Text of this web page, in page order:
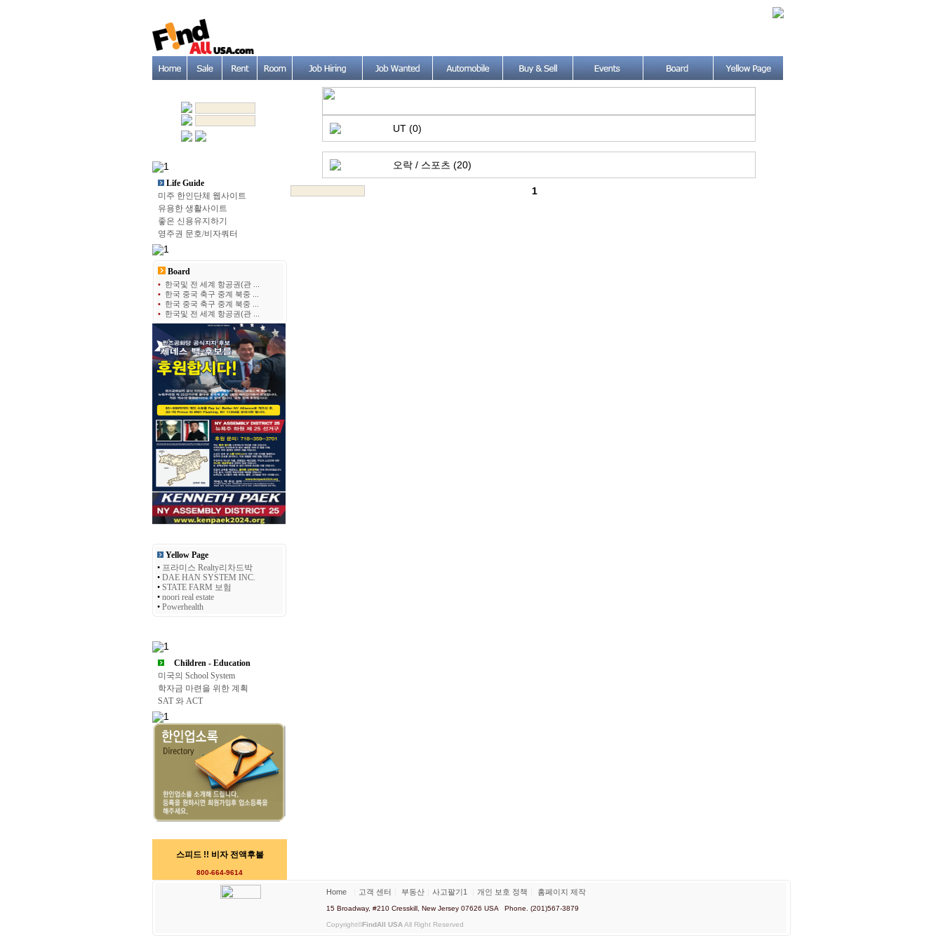
Life Guide
미주 한인단체 웹사이트
유용한 생활사이트
좋은 신용유지하기
영주권 문호/비자쿼터
Board
• 한국및 전 세계 항공권(관 ...
• 한국 중국 축구 중계 북중 ...
• 한국 중국 축구 중계 북중 ...
• 한국및 전 세계 항공권(관 ...
Yellow Page
• 프라미스 Realty리차드박
• DAE HAN SYSTEM INC.
• STATE FARM 보험
• noori real estate
• Powerhealth
Children - Education
미국의 School System
학자금 마련을 위한 계획
SAT 와 ACT
스피드 !! 비자 전액후불
800-664-9614
UT (0)
오락 / 스포츠 (20)
1
Home 고객 센터 부동산 사고팔기1 개인 보호 정책 홈페이지 제작
15 Broadway, #210 Cresskill, New Jersey 07626 USA Phone. (201)567-3879
Copyright©FindAll USAAll Right Reserved